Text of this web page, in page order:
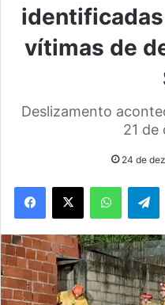
vítimas de
Deslizamento
21 de
24 de
WhatsApp